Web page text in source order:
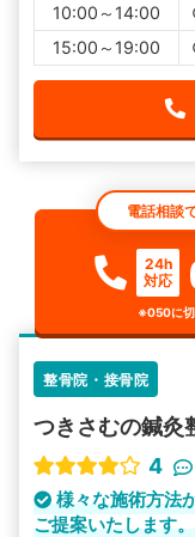
10:00～14:00
15:00～19:00
電話相談
24h
対応
※050に切
整骨院・接骨院
つきさむの鍼灸
4
様々な施術方法
ご提案いたします。